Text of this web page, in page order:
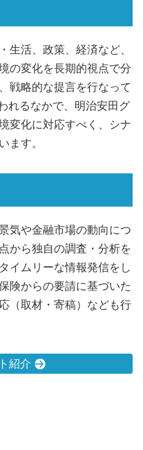
生活、政策、経済など、
の変化を長期的視点で分
戦略的な提言を行なって
れるなかで、明治安田グ
変化に対応すべく、シナ
ます。
気や金融市場の動向につ
から独自の調査・分析を
イムリーな情報発信をし
険からの要請に基づいた
（取材・寄稿）なども行
紹介